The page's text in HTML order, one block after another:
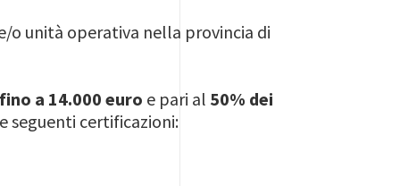
o unità operativa nella provincia di
a 14.000 euro e pari al 50% dei
seguenti certificazioni: